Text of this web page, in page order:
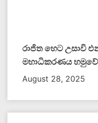
රාජිත හෙට උසාවි
මහාධිකරණය
August 28, 2025